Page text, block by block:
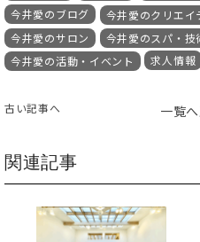
今井愛のブログ
今井愛のクリエイ
今井愛のサロン
今井愛のスパ・技
今井愛の活動・イベント
求人情報
古い記事へ 一覧
関連記事